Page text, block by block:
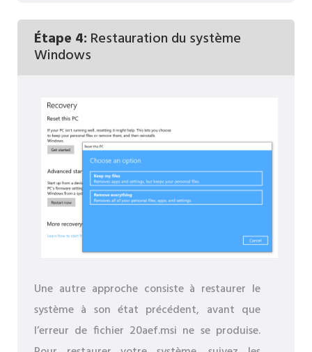
Étape 4: Restauration du système
Windows
Une autre approche consiste à restaurer le
système à son état précédent, avant que
l’erreur de fichier 20aef.msi ne se produise.